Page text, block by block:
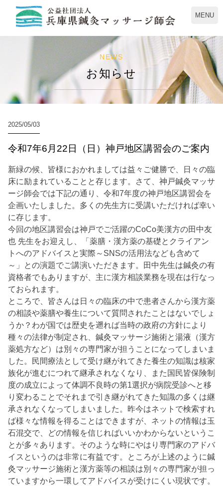
MENU
NEWS
お知らせ
2025/05/03
令和7年6月22日（日）神戸地区講習会のご案内
新緑の候、皆様におかれましては益々ご健勝で、日々の臨
床に励まれていることと存じます。さて、神戸鍼灸マッサ
ージ師会では下記の通り、令和7年度の神戸地区講習会を
企画いたしました。多くの先生方に受講いただければ幸い
に存じます。
今回の地区講習会は神戸でご活躍のCoCo美漢方の田中友
也 先生をお迎えし、「薬膳・漢方薬の基礎とクライアン
トへのアドバイスと実際～SNSの活用法なども含めて
～」との演題でご講演いただきます。田中先生は鍼灸の有
資格者でもありますが、主に漢方相談業務を現在は行なっ
ておられます。
ところで、皆さんは日々の臨床の中で患者さんから漢方薬
の相談や薬膳や養生について質問されたことはないでしょ
うか？わが国では歴史を遡れば当時の政府の方針により
種々の法律が制定され、鍼灸マッサージ施術と湯液（漢方
薬処方など）は別々の専門家が担うことになってしまいま
した。民間療法として受け継がれてきた養生の知識は核家
族化が進むにつれて継承されなくなり、また国民皆保険制
度の成立によって体調不良時の第1選択が病院受診へと移
り変わることでそれまで引き継がれてきた知識の多くは継
承されなくなってしまいました。昨今はネットで検索すれ
ば様々な情報を得ることはできますが、ネットの情報は玉
石混交で、どの情報を信じればいいかわからないというこ
とが多々あります。そのような時にやはり専門家のアドバ
イスというのは非常に有益です。ところが上述のように鍼
灸マッサージ施術と漢方薬等の相談は別々の専門家が担っ
ていますから一環してアドバイスが受けにくい現状です。